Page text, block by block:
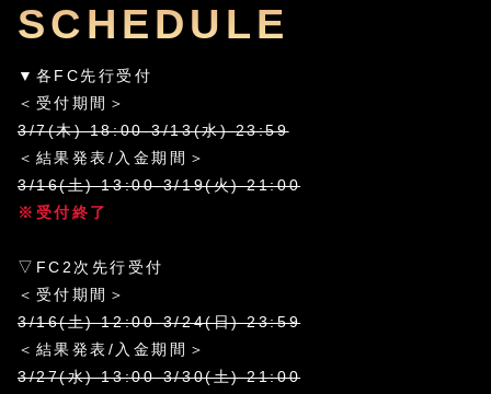
SCHEDULE
▼各FC先行受付
＜受付期間＞
3/7(木) 18:00-3/13(水) 23:59
＜結果発表/入金期間＞
3/16(土) 13:00-3/19(火) 21:00
※受付終了
▽FC2次先行受付
＜受付期間＞
3/16(土) 12:00-3/24(日) 23:59
＜結果発表/入金期間＞
3/27(水) 13:00-3/30(土) 21:00